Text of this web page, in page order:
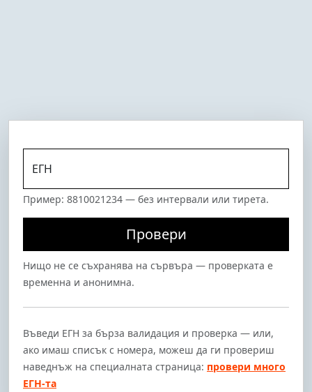
ЕГН
Пример: 8810021234 — без интервали или тирета.
Провери
Нищо не се съхранява на сървъра — проверката е
временна и анонимна.
Въведи ЕГН за бърза валидация и проверка — или,
ако имаш списък с номера, можеш да ги провериш
наведнъж на специалната страница: провери много
ЕГН-та